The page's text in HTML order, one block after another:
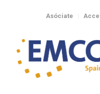
Asóciate